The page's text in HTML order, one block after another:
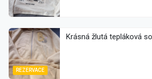
REZERVACE
Krásná žlutá tepláková